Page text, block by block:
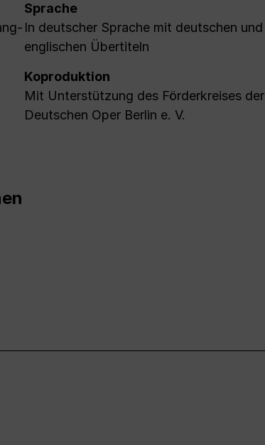
Sprache
In deutscher Sprache mit deutschen und
englischen Übertiteln
Koproduktion
Mit Unterstützung des Förderkreises der
Deutschen Oper Berlin e. V.